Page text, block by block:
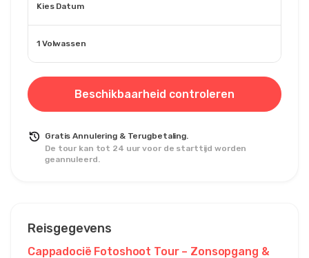
Kies Datum
1 Volwassen
Beschikbaarheid controleren
Gratis Annulering & Terugbetaling.
De tour kan tot 24 uur voor de starttijd worden
geannuleerd.
Reisgegevens
Cappadocië Fotoshoot Tour – Zonsopgang &